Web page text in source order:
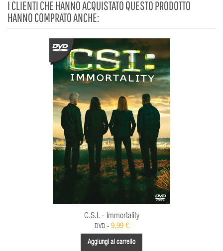
I CLIENTI CHE HANNO ACQUISTATO QUESTO PRODOTTO
HANNO COMPRATO ANCHE:
C.S.I. - Immortality
DVD - 9,99 €
Aggiungi al carrello